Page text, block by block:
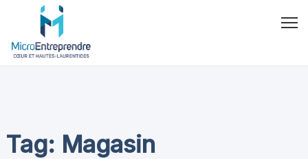
Tag: Magasin